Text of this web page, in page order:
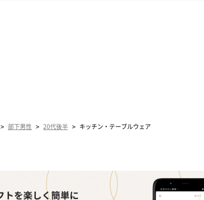
> 部下男性 > 20代後半 > キッチン・テーブルウェア